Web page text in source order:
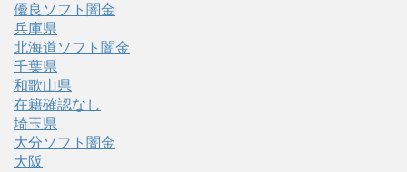
優良ソフト闇金
兵庫県
北海道ソフト闇金
千葉県
和歌山県
在籍確認なし
埼玉県
大分ソフト闇金
大阪